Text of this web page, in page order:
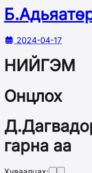
2024-04-17
НИЙГЭМ
Онцлох
гарна аа